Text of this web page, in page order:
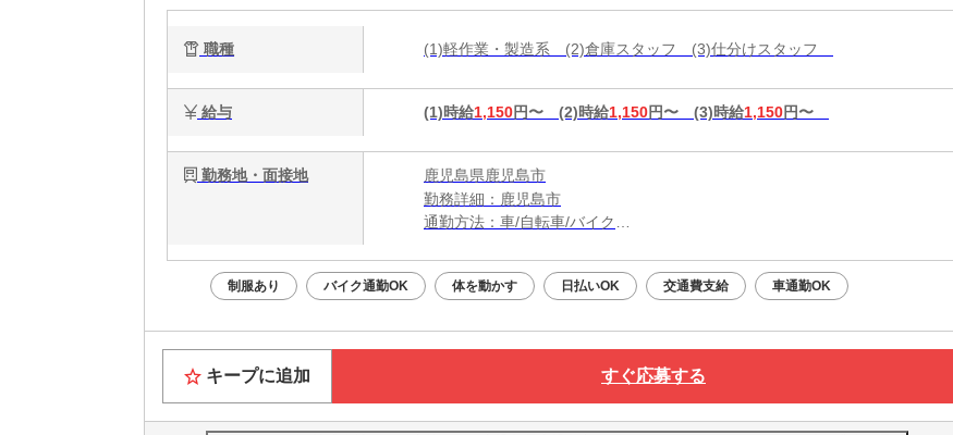
職種 (1)軽作業・製造系 (2)倉庫スタッフ (3)仕分けスタッフ
給与 (1)時給1,150円〜 (2)時給1,150円〜 (3)時給1,150円〜
勤務地・面接地
鹿児島県鹿児島市
勤務詳細：鹿児島市
通勤方法：車/自転車/バイク
※構内の（無料）駐車場利用OK
制服あり バイク通勤OK 体を動かす 日払いOK 交通費支給 車通勤OK
キープに追加 すぐ応募する